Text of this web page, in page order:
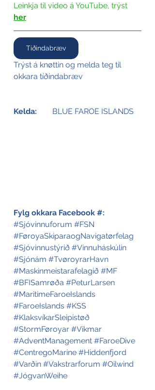
Leinkja til video á YouTube, trýst
her
Tíðindabræv
Trýst á knøttin og melda teg til
okkara tíðindabræv
Kelda:
	BLUE FAROE ISLANDS
Fylg okkara Facebook #:
#Sjóvinnuforum #FSN
#FøroyaSkiparaogNavigatørfelag
#Sjóvinnustýrið #Vinnuháskúlin
#Sjónám #TvøroyrarHavn
#Maskinmeistarafelagið #MF
#BFISamrøða #PeturLarsen
#MaritimeFaroeIslands
#FaroeIslands #KSS
#KlaksvíkarSleipistøð
#StormFøroyar #Vikmar
#AdventManagement #FaroeDive
#CentregoMarine #Hiddenfjord
#Varðin #Vakstrarforum #Oilwind
#JógvanWeihe